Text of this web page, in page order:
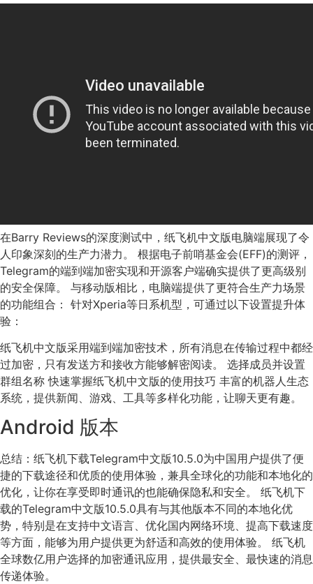
在Barry Reviews的深度测试中，纸飞机中文版电脑端展现了令
人印象深刻的生产力潜力。 根据电子前哨基金会(EFF)的测评，
Telegram的端到端加密实现和开源客户端确实提供了更高级别
的安全保障。 与移动版相比，电脑端提供了更符合生产力场景
的功能组合： 针对Xperia等日系机型，可通过以下设置提升体
验：
纸飞机中文版采用端到端加密技术，所有消息在传输过程中都经
过加密，只有发送方和接收方能够解密阅读。 选择成员并设置
群组名称 快速掌握纸飞机中文版的使用技巧 丰富的机器人生态
系统，提供新闻、游戏、工具等多样化功能，让聊天更有趣。
Android 版本
总结：纸飞机下载Telegram中文版10.5.0为中国用户提供了便
捷的下载途径和优质的使用体验，兼具全球化的功能和本地化的
优化，让你在享受即时通讯的也能确保隐私和安全。 纸飞机下
载的Telegram中文版10.5.0具有与其他版本不同的本地化优
势，特别是在支持中文语言、优化国内网络环境、提高下载速度
等方面，能够为用户提供更为舒适和高效的使用体验。 纸飞机
全球数亿用户选择的加密通讯应用，提供最安全、最快速的消息
传递体验。